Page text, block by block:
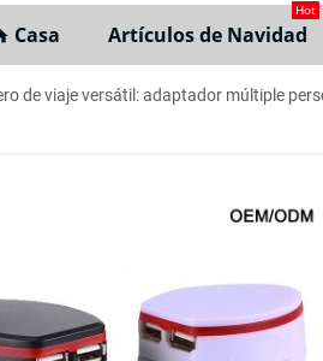
Casa Artículos de Navidad
Hot
de viaje versátil: adaptador múltiple